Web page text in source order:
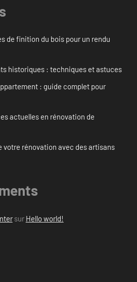
de finition du bois pour un rendu
historiques : techniques et astuces
: guide complet pour
actuelles en rénovation de
votre rénovation avec des artisans
sur Hello world!